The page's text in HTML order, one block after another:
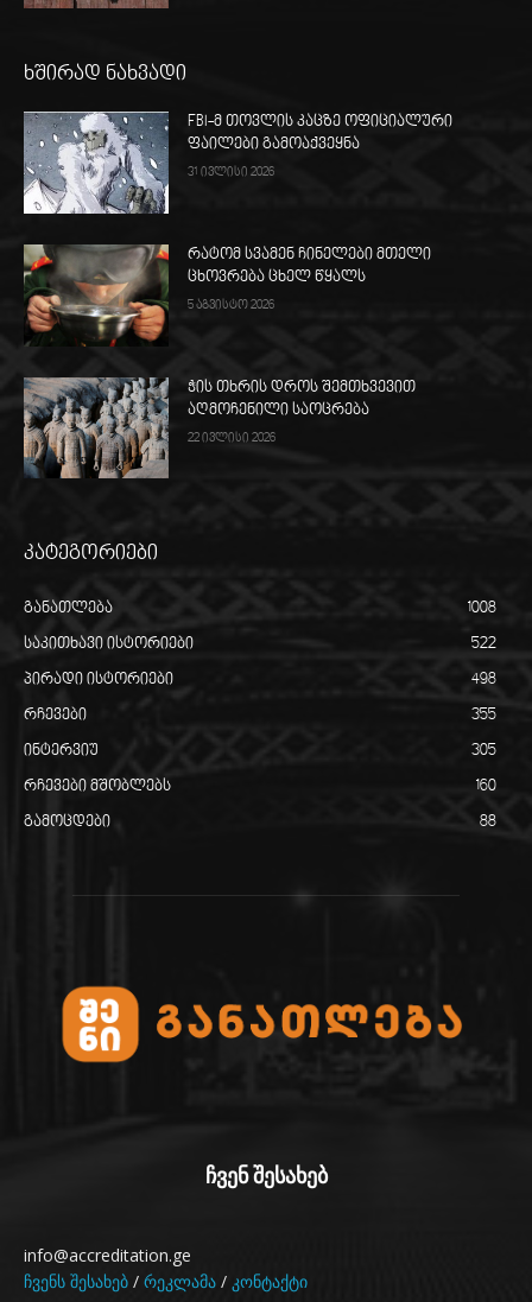
ხშირად ნახვადი
FBI-მ თოვლის კაცზე ოფიციალური
ფაილები გამოაქვეყნა
31 ივლისი 2026
რატომ სვამენ ჩინელები მთელი
ცხოვრება ცხელ წყალს
5 აგვისტო 2026
ჭის თხრის დროს შემთხვევით
აღმოჩენილი საოცრება
22 ივლისი 2026
კატეგორიები
განათლება 1008
საკითხავი ისტორიები 522
პირადი ისტორიები 498
რჩევები 355
ინტერვიუ 305
რჩევები მშობლებს 160
გამოცდები 88
ჩვენ შესახებ
info@accreditation.ge
ჩვენს შესახებ / რეკლამა / კონტაქტი